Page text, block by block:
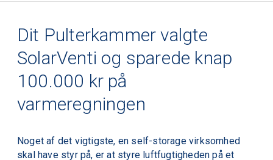
Dit Pulterkammer valgte
SolarVenti og sparede knap
100.000 kr på
varmeregningen
Noget af det vigtigste, en self-storage virksomhed
skal have styr på, er at styre luftfugtigheden på et